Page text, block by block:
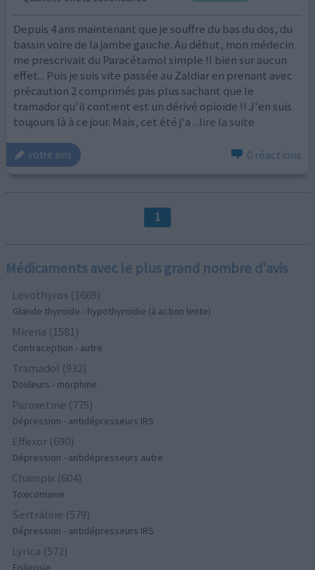
Depuis 4 ans maintenant que je souffre du bas du dos, du
bassin voire de la jambe gauche. Au début, mon médecin
me prescrivait du Paracétamol simple !! bien sur aucun
effet... Puis je suis vite passée au Zaldiar en prenant avec
précaution 2 comprimés pas plus sachant que le
tramador qu'il contient est un dérivé opioïde !! J'en suis
toujours là à ce jour. Mais, cet été j'a ...lire la suite
votre avis 0 réactions
1
Médicaments avec le plus grand nombre d'avis
Levothyrox (1669)
Glande thyroïde - hypothyroïdie (à action lente)
Mirena (1581)
Contraception - autre
Tramadol (932)
Douleurs - morphine
Paroxetine (775)
Dépression - antidépresseurs IRS
Effexor (690)
Dépression - antidépresseurs autre
Champix (604)
Toxicomanie
Sertraline (579)
Dépression - antidépresseurs IRS
Lyrica (572)
Epilepsie